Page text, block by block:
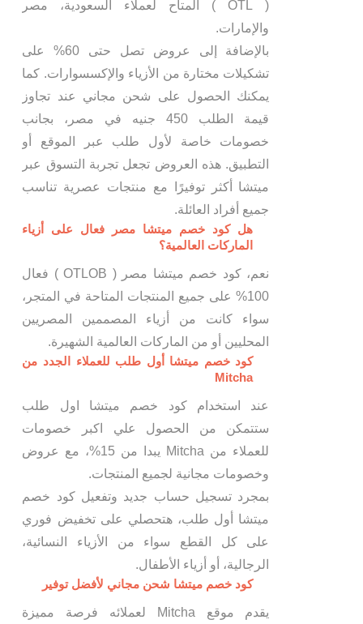
( OTL ) المتاح لعملاء السعودية، مصر
والإمارات.
بالإضافة إلى عروض تصل حتى 60% على
تشكيلات مختارة من الأزياء والإكسسوارات. كما
يمكنك الحصول على شحن مجاني عند تجاوز
قيمة الطلب 450 جنيه في مصر، بجانب
خصومات خاصة لأول طلب عبر الموقع أو
التطبيق. هذه العروض تجعل تجربة التسوق عبر
ميتشا أكثر توفيرًا مع منتجات عصرية تناسب
جميع أفراد العائلة.
هل كود خصم ميتشا مصر فعال على أزياء
الماركات العالمية؟
نعم، كود خصم ميتشا مصر ( OTLOB ) فعال
100% على جميع المنتجات المتاحة في المتجر،
سواء كانت من أزياء المصممين المصريين
المحليين أو من الماركات العالمية الشهيرة.
كود خصم ميتشا أول طلب للعملاء الجدد من
Mitcha
عند استخدام كود خصم ميتشا اول طلب
ستتمكن من الحصول علي اكبر خصومات
للعملاء من Mitcha يبدا من 15%، مع عروض
وخصومات مجانية لجميع المنتجات.
بمجرد تسجيل حساب جديد وتفعيل كود خصم
ميتشا أول طلب، هتحصلي على تخفيض فوري
على كل القطع سواء من الأزياء النسائية،
الرجالية، أو أزياء الأطفال.
كود خصم ميتشا شحن مجاني لأفضل توفير
يقدم موقع Mitcha لعملائه فرصة مميزة